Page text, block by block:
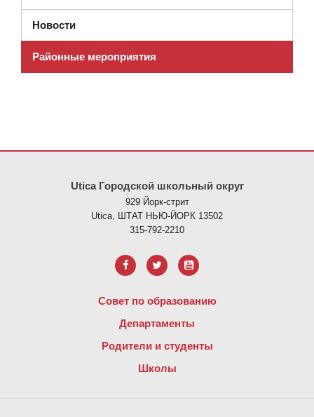
Новости
Районные мероприятия
Utica Городской школьный округ
929 Йорк-стрит
Utica, ШТАТ НЬЮ-ЙОРК 13502
315-792-2210
Совет по образованию
Департаменты
Родители и студенты
Школы